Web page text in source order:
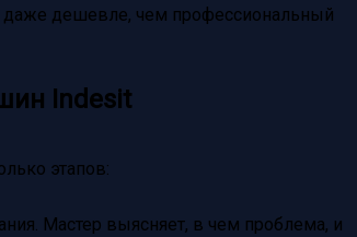
даже дешевле, чем профессиональный
Indesit
этапов:
Мастер выясняет, в чем проблема, и